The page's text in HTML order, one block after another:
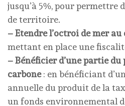
jusqu’à 5%, pour permettre
de territoire.
– Etendre l’octroi de mer au
mettant en place une
– Bénéficier d’une partie
carbone: en bénéficiant
annuelle du produit de la
un fonds environnemental